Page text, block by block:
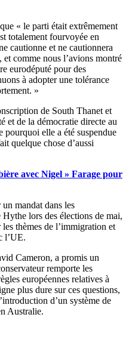
« le parti était extrêmement
totalement fourvoyée en
cautionne et ne cautionnera
comme nous l’avions montré
eurodéputé pour des
à adopter une tolérance
»
de South Thanet et
et de la démocratie directe au
pourquoi elle a été suspendue
quelque chose d’aussi
avec Nigel » Farage pour
mandat dans les
lors des élections de mai,
thèmes de l’immigration et
l’UE.
Cameron, a promis un
remporte les
européennes relatives à
plus dure sur ces questions,
d’un système de
Australie.